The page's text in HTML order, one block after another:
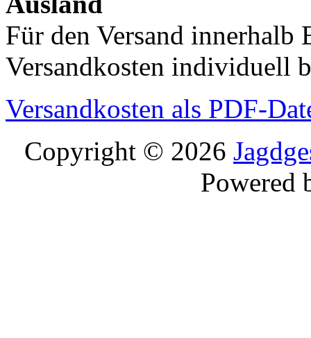
Für den Versand innerhalb
Versandkosten individuell
Versandkosten als PDF-
Copyright © 2026
Powered